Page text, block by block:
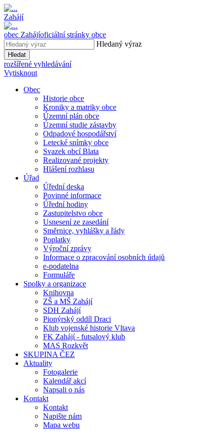
Zahájí
obec Zahájíoficiální stránky obce
Hledaný výraz
Hledat
rozšířené vyhledávání
Vytisknout
Obec
Historie obce
Kroniky a matriky obce
Územní plán obce
Územní studie zástavby
Odpadové hospodářství
Letecké snímky obce
Svazek obcí Blata
Realizované projekty
Hlášení rozhlasu
Úřad
Úřední deska
Povinné informace
Úřední hodiny
Zastupitelstvo obce
Usnesení ze zasedání
Směrnice, vyhlášky a řády
Poplatky
Výroční zprávy
Informace o zpracování osobních údajů
e-podatelna
Formuláře
Spolky a organizace
Knihovna
ZŠ a MŠ Zahájí
SDH Zahájí
Pionýrský oddíl Draci
Klub vojenské historie Vltava
FK Zahájí - futsalový klub
MAS Rozkvět
SKUPINA ČEZ
Aktuality
Fotogalerie
Kalendář akcí
Napsali o nás
Kontakt
Kontakt
Napište nám
Mapa webu